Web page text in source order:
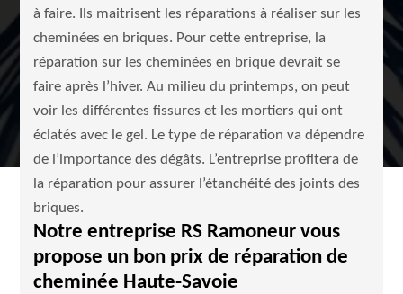
à faire. Ils maitrisent les réparations à réaliser sur les
cheminées en briques. Pour cette entreprise, la
réparation sur les cheminées en brique devrait se
faire après l’hiver. Au milieu du printemps, on peut
voir les différentes fissures et les mortiers qui ont
éclatés avec le gel. Le type de réparation va dépendre
de l’importance des dégâts. L’entreprise profitera de
la réparation pour assurer l’étanchéité des joints des
briques.
Notre entreprise RS Ramoneur vous
propose un bon prix de réparation de
cheminée Haute-Savoie